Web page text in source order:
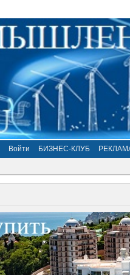
Войти БИЗНЕС-КЛУБ